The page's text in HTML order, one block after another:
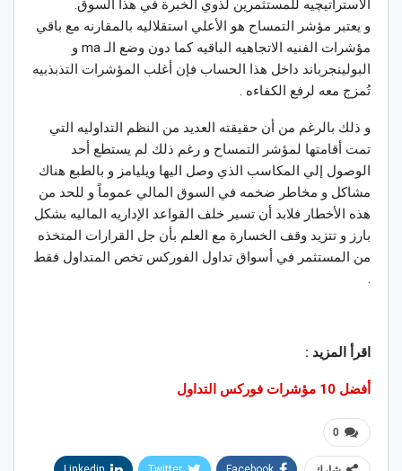
الاستراتيچيه للمستثمرين لذوي الخبرة في هذا السوق.
و يعتبر مؤشر التمساح هو الأعلي استقلاليه بالمقارنه مع باقي
مؤشرات الفنيه الاتجاهيه الباقيه كما دون وضع الـ ma و
البولينجرباند داخل هذا الحساب فإن أغلب المؤشرات التذبذبيه
تُمزج معه لرفع الكفاءه .
و ذلك بالرغم من أن حقيقته العديد من النظم التداوليه التي
تمت أقامتها لمؤشر التمساح و رغم ذلك لم يستطع أحد
الوصول إلي المكاسب الذي وصل اليها ويليامز و بالطبع هناك
مشاكل و مخاطر ضخمه في السوق المالي عموماً و للحد من
هذه الأخطار فلابد أن تسير خلف القواعد الإداريه الماليه بشكل
بارز و تتزيد وقف الخسارة مع العلم بأن جل القرارات المتخذه
من المستثمر في أسواق تداول الفوركس تخص المتداول فقط
.
اقرأ المزيد :
أفضل 10 مؤشرات فوركس التداول
0